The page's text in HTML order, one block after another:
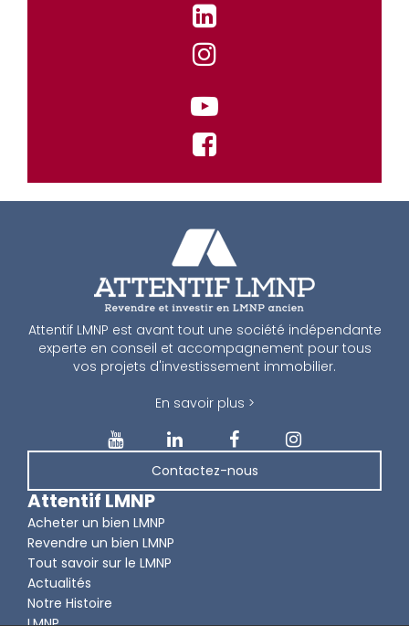
Attentif LMNP est avant tout une société indépendante
experte en conseil et accompagnement pour tous
vos projets d'investissement immobilier.
En savoir plus >
Contactez-nous
Attentif LMNP
Acheter un bien LMNP
Revendre un bien LMNP
Tout savoir sur le LMNP
Actualités
Notre Histoire